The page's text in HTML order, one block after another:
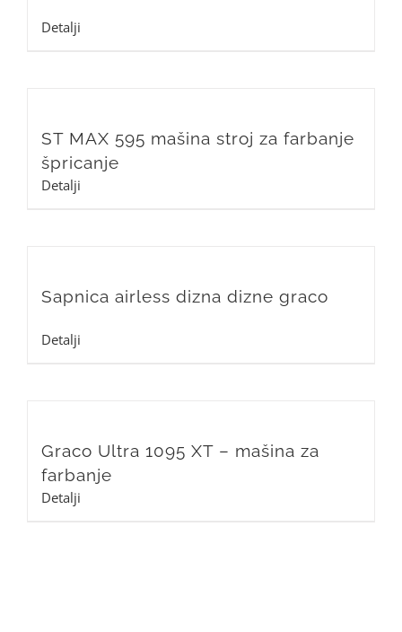
Detalji
ST MAX 595 mašina stroj za farbanje
špricanje
Detalji
Sapnica airless dizna dizne graco
Detalji
Graco Ultra 1095 XT – mašina za
farbanje
Detalji